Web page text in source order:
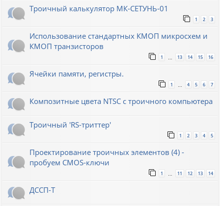
Троичный калькулятор МК-СЕТУНЬ-01
1 2 3
Использование стандартных КМОП микросхем и
КМОП транзисторов
1 13 14 15 16
Ячейки памяти, регистры.
1 … 4 5 6 7
Композитные цвета NTSC с троичного компьютера
Троичный 'RS-триттер'
1 2 3 4 5
Проектирование троичных элементов (4) -
пробуем CMOS-ключи
1 … 11 12 13 14
ДССП-Т